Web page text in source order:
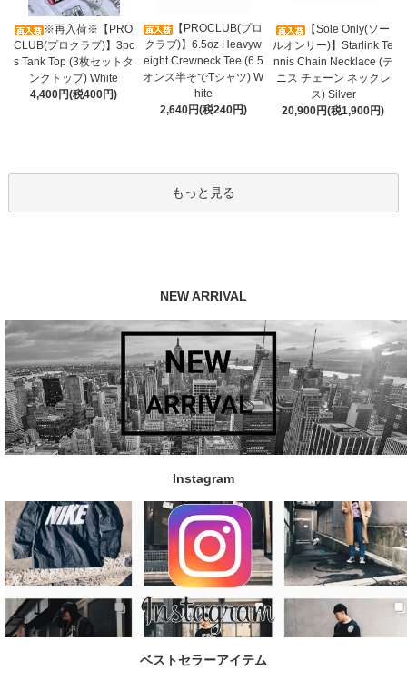
※再入荷※【PRO
CLUB(プロクラブ)】3pc
s Tank Top (3枚セットタ
ンクトップ) White
4,400円(税400円)
【PROCLUB(プロ
クラブ)】6.5oz Heavyw
eight Crewneck Tee (6.5
オンス半そでTシャツ) W
hite
2,640円(税240円)
【Sole Only(ソー
ルオンリー)】Starlink Te
nnis Chain Necklace (テ
ニス チェーン ネックレ
ス) Silver
20,900円(税1,900円)
もっと見る
NEW ARRIVAL
Instagram
ベストセラーアイテム